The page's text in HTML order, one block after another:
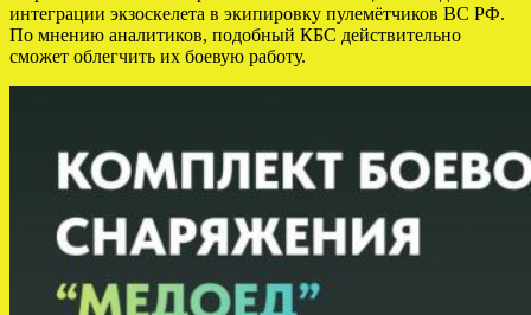
интеграции экзоскелета в экипировку пулемётчиков ВС РФ.
По мнению аналитиков, подобный КБС действительно
сможет облегчить их боевую работу.